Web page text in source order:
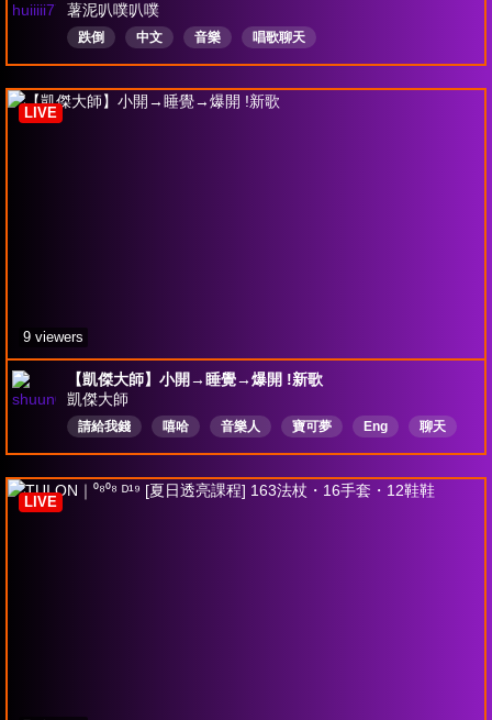
薯泥叭噗叭噗
跌倒 中文 音樂 唱歌聊天
【凱傑大師】小開→睡覺→爆開 !新歌
凱傑大師
請給我錢 嘻哈 音樂人 寶可夢 Eng
聊天
中文
可以出一張鈔票 國罵師 黑白大廚
LIVE
9 viewers
LIVE